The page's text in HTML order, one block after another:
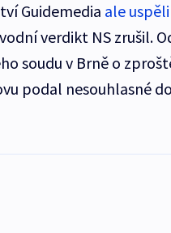
Guidemedia ale
verdikt NS zrušil.
soudu v Brně o
podal nesouhlasné